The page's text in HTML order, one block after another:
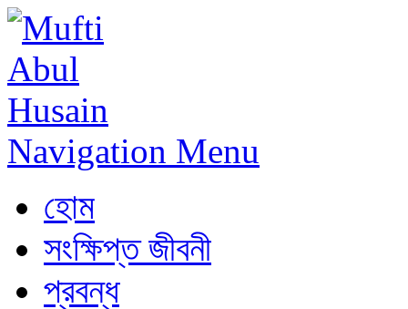
Navigation Menu
হোম
সংক্ষিপ্ত জীবনী
প্রবন্ধ